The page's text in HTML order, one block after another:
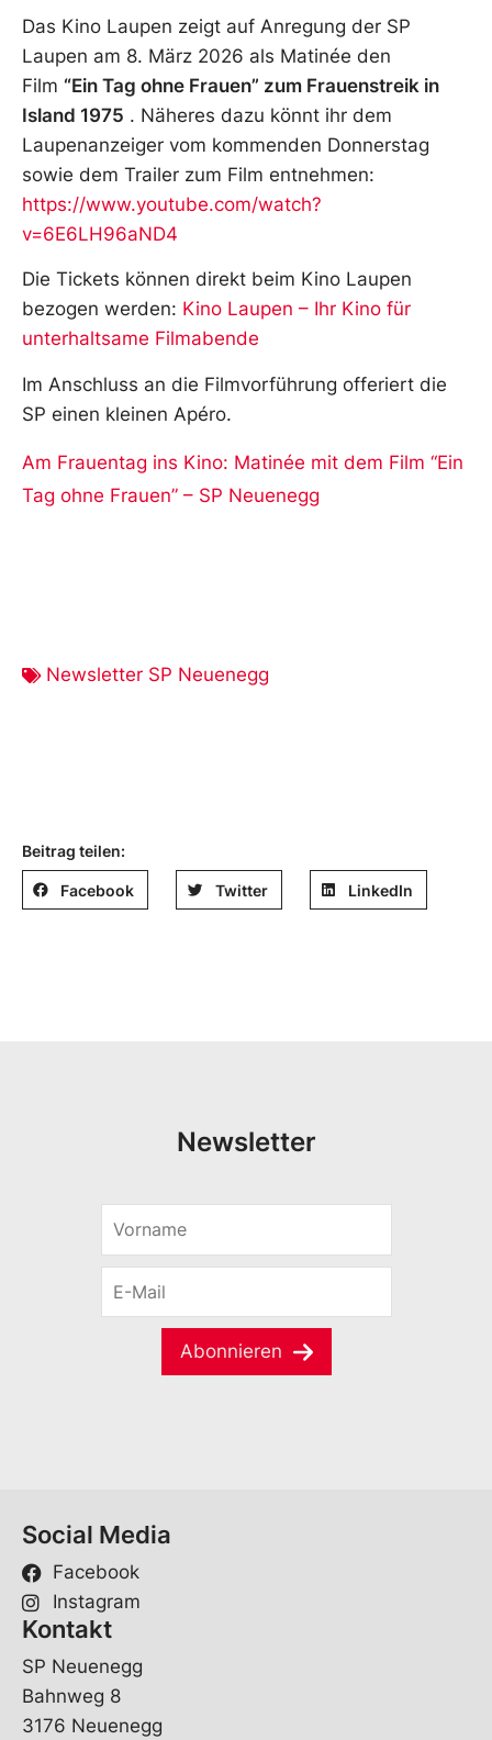
Das Kino Laupen zeigt auf Anregung der SP
Laupen am 8. März 2026 als Matinée den
Film “Ein Tag ohne Frauen” zum Frauenstreik in
Island 1975 . Näheres dazu könnt ihr dem
Laupenanzeiger vom kommenden Donnerstag
sowie dem Trailer zum Film entnehmen:
https://www.youtube.com/watch?
v=6E6LH96aND4
Die Tickets können direkt beim Kino Laupen
bezogen werden: Kino Laupen – Ihr Kino für
unterhaltsame Filmabende
Im Anschluss an die Filmvorführung offeriert die
SP einen kleinen Apéro.
Am Frauentag ins Kino: Matinée mit dem Film “Ein
Tag ohne Frauen” – SP Neuenegg
Newsletter SP Neuenegg
Beitrag teilen:
Facebook Twitter LinkedIn
Newsletter
r
M
Abonnieren
Social Media
Facebook
Instagram
Kontakt
SP Neuenegg
Bahnweg 8
3176 Neuenegg